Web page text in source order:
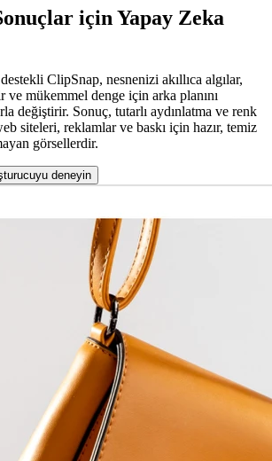
için Yapay Zeka
ClipSnap, nesnenizi akıllıca algılar,
ve mükemmel denge için arka planını
değiştirir. Sonuç, tutarlı aydınlatma ve renk
siteleri, reklamlar ve baskı için hazır, temiz
görsellerdir.
deneyin